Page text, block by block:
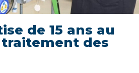
de 15 ans au
des